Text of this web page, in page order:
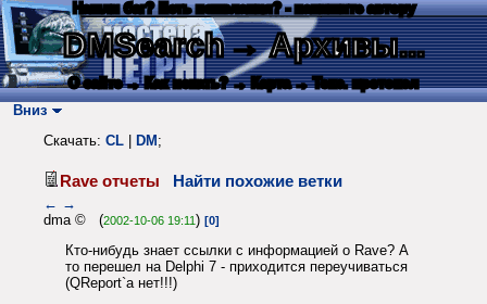
Нашли баг? Есть пожелания? - напишите автору
DMSearch→ Архивы...
О сайте → Как искать? → Карта → Текс. протокол
Вниз
Скачать: CL DM ;
Rave отчеты Найти похожие ветки
← →
dma © (2002-10-06 19:11) [0]
Кто-нибудь знает ссылки с информацией о Rave? А
то перешел на Delphi 7 - приходится переучиваться
(QReport`а нет!!!)